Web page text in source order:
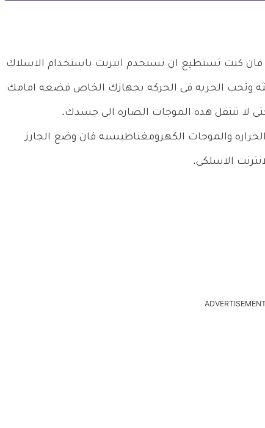
فان كنت تستطيع ان تستخدم انترنت باستخدام الاسلاك
وتحب الحريه فى الحركه بجهازك الخاص فضعه امامك
لا تنتقل هذه الموجات الضاره الى جسدك.
والموجات الكهرومغناطيسيه فان وضع الجارز
الاسلكى.
ADVERTISEMENT